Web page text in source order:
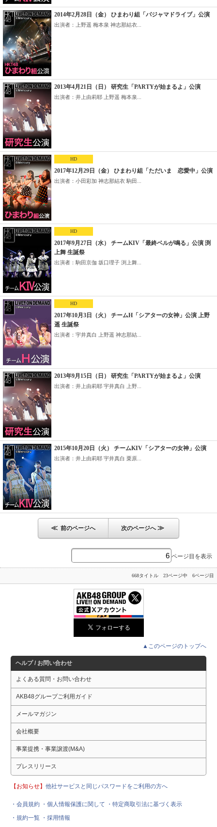
2014年2月28日（金） ひまわり組「パジャマドライブ」公演
出演者：上野遥 梅本泉 神志那結衣...
2013年4月21日（日） 研究生「PARTYが始まるよ」公演
出演者：井上由莉耶 上野遥 梅本泉...
HD
2017年12月29日（金） ひまわり組「ただいま 恋愛中」公演
出演者：小田彩加 神志那結衣 駒田...
HD
2017年9月27日（水） チームKIV「最終ベルが鳴る」公演 渕
上舞 生誕祭
出演者：駒田京伽 坂口理子 渕上舞...
HD
2017年10月3日（火） チームH「シアターの女神」公演 上野
遥 生誕祭
出演者：宇井真白 上野遥 神志那結...
2013年9月15日（日） 研究生「PARTYが始まるよ」公演
出演者：井上由莉耶 宇井真白 上野...
2015年10月20日（火） チームKIV「シアターの女神」公演
出演者：井上由莉耶 宇井真白 栗原...
≪ 前のページへ 次のページへ≫
ページ目を表示
668タイトル 23ページ中 6ページ目
▲このページのトップへ
ヘルプ / お問い合わせ
よくある質問・お問い合わせ
AKB48グループご利用ガイド
メールマガジン
会社概要
事業提携・事業譲渡(M&A)
プレスリリース
【お知らせ】他社サービスと同じパスワードをご利用の方へ
・会員規約 ・個人情報保護に関して
・特定商取引法に基づく表示
・規約一覧 ・採用情報